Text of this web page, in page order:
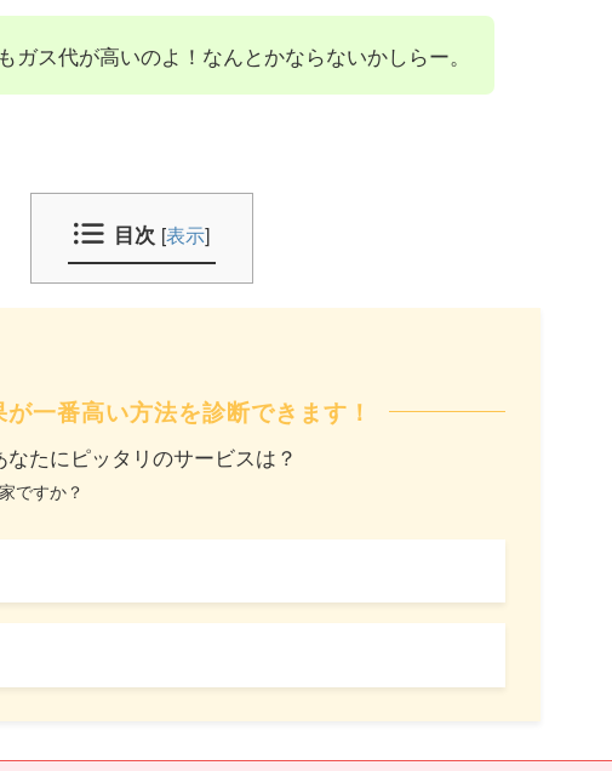
ガス代が高いのよ！なんとかならないかしらー。
目次 [表示]
一番高い方法を診断できます！
なたにピッタリのサービスは？
ですか？